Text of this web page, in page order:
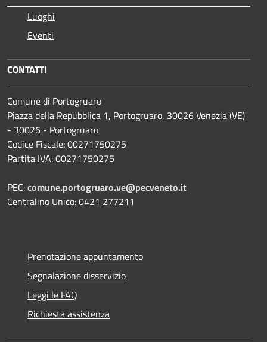
Luoghi
Eventi
CONTATTI
Comune di Portogruaro
Piazza della Repubblica 1, Portogruaro, 30026 Venezia (VE)
- 30026 - Portogruaro
Codice Fiscale: 00271750275
Partita IVA: 00271750275
PEC:comune.portogruaro.ve@pecveneto.it
Centralino Unico: 0421 277211
Prenotazione appuntamento
Segnalazione disservizio
Leggi le FAQ
Richiesta assistenza